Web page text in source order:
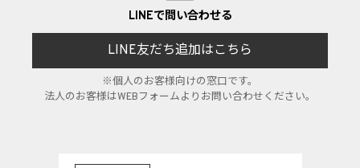
LINEで問い合わせる
LINE友だち追加はこちら
※個人のお客様向けの窓口です。
法人のお客様はWEBフォームよりお問い合わせください。